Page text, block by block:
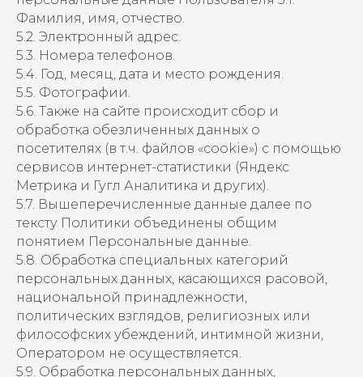
Фамилия, имя, отчество.
5.2. Электронный адрес.
5.3. Номера телефонов.
5.4. Год, месяц, дата и место рождения.
5.5. Фотографии.
5.6. Также на сайте происходит сбор и
обработка обезличенных данных о
посетителях (в т.ч. файлов «cookie») с помощью
сервисов интернет-статистики (Яндекс
Метрика и Гугл Аналитика и других).
5.7. Вышеперечисленные данные далее по
тексту Политики объединены общим
понятием Персональные данные.
5.8. Обработка специальных категорий
персональных данных, касающихся расовой,
национальной принадлежности,
политических взглядов, религиозных или
философских убеждений, интимной жизни,
Оператором не осуществляется.
5.9. Обработка персональных данных,